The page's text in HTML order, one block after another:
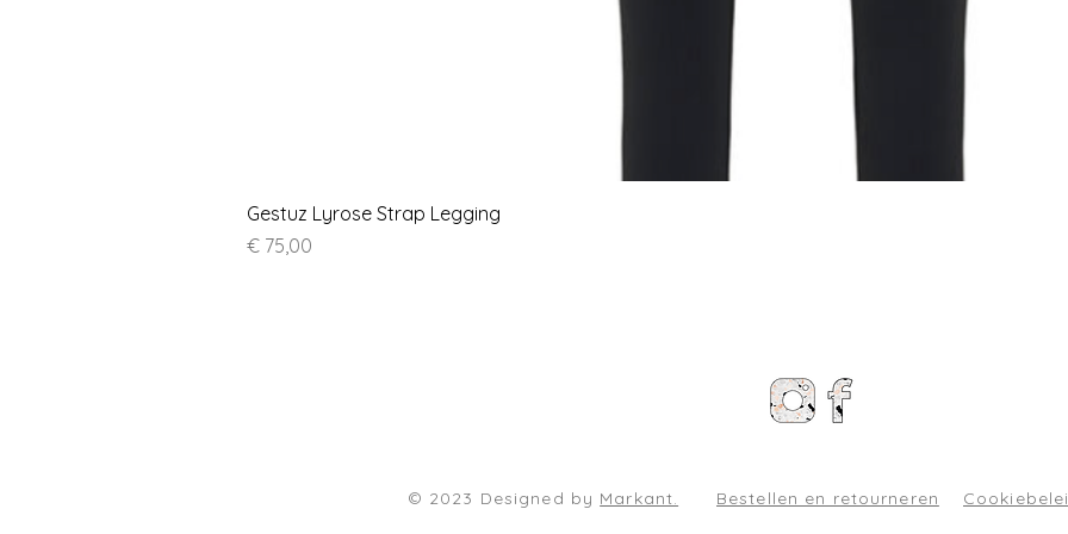
Gestuz Lyrose Strap Legging
Prijs
€ 75,00
© 2023 Designed by Markant. Bestellen en retourneren